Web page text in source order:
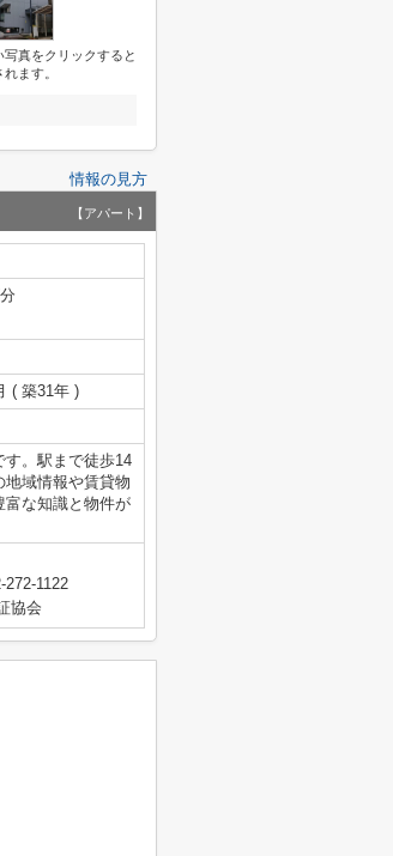
真をクリックすると
ます。
情報の見方
【アパート】
( 築31年 )
す。駅まで徒歩14
域情報や賃貸物
富な知識と物件が
272-1122
協会